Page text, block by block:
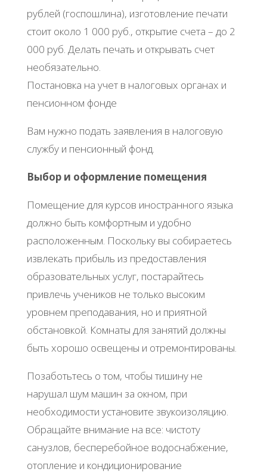
рублей (госпошлина), изготовление печати
стоит около 1 000 руб., открытие счета – до 2
000 руб. Делать печать и открывать счет
необязательно.
Постановка на учет в налоговых органах и
пенсионном фонде
Вам нужно подать заявления в налоговую
службу и пенсионный фонд.
Выбор и оформление помещения
Помещение для курсов иностранного языка
должно быть комфортным и удобно
расположенным. Поскольку вы собираетесь
извлекать прибыль из предоставления
образовательных услуг, постарайтесь
привлечь учеников не только высоким
уровнем преподавания, но и приятной
обстановкой. Комнаты для занятий должны
быть хорошо освещены и отремонтированы.
Позаботьтесь о том, чтобы тишину не
нарушал шум машин за окном, при
необходимости установите звукоизоляцию.
Обращайте внимание на все: чистоту
санузлов, бесперебойное водоснабжение,
отопление и кондиционирование